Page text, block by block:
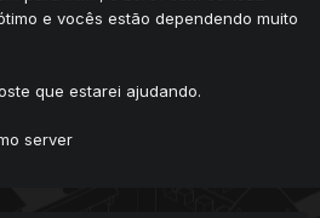
e vocês estão dependendo muito
que estarei ajudando.
server